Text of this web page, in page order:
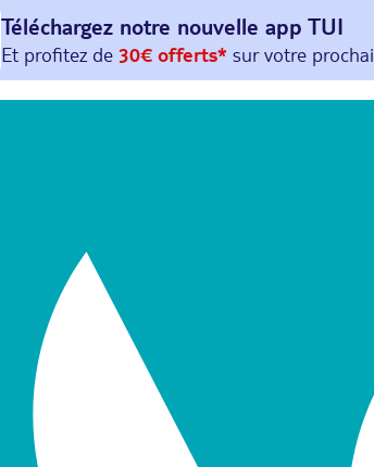
Téléchargez notre nouvelle app TUI
Et profitez de 30€ offerts*sur votreprochain
avec le code : HAPPYAPP